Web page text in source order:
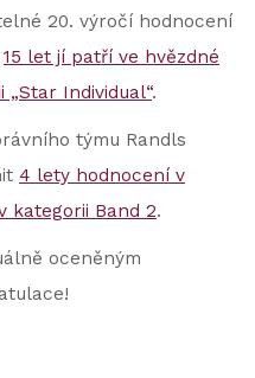
20. výročí hodnocení
15 let jí patří ve hvězdné
„Star Individual“.
týmu Randls
4 lety hodnocení v
kategorii Band 2.
oceněným